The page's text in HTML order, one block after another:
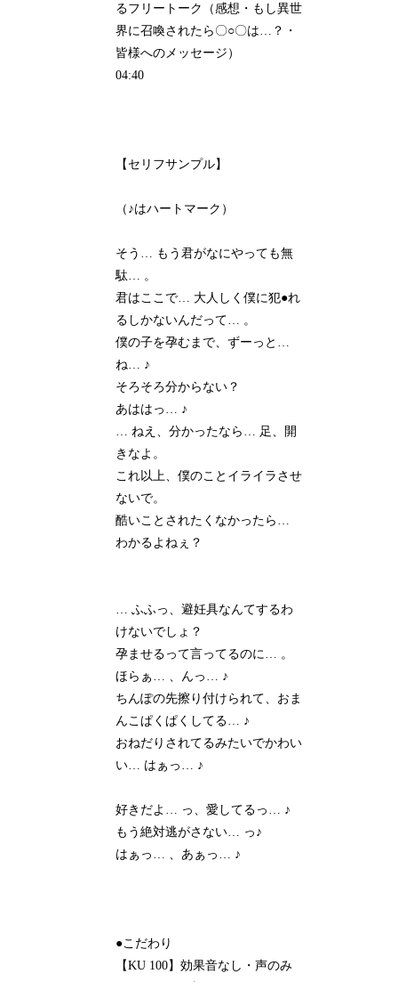
るフリートーク（感想・もし異世
界に召喚されたら〇○〇は…？・
皆様へのメッセージ）
04:40
【セリフサンプル】
（♪はハートマーク）
そう… もう君がなにやっても無
駄… 。
君はここで… 大人しく僕に犯●れ
るしかないんだって… 。
僕の子を孕むまで、ずーっと…
ね… ♪
そろそろ分からない？
あははっ… ♪
… ねえ、分かったなら… 足、開
きなよ。
これ以上、僕のことイライラさせ
ないで。
酷いことされたくなかったら…
わかるよねぇ？
… ふふっ、避妊具なんてするわ
けないでしょ？
孕ませるって言ってるのに… 。
ほらぁ… 、んっ… ♪
ちんぽの先擦り付けられて、おま
んこぱくぱくしてる… ♪
おねだりされてるみたいでかわい
い… はぁっ… ♪
好きだよ… っ、愛してるっ… ♪
もう絶対逃がさない… っ♪
はぁっ… 、あぁっ… ♪
●こだわり
【KU 100】効果音なし・声のみ